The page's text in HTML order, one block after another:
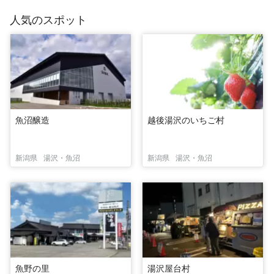
人気のスポット
魚沼醸造
新潟県 湯沢・魚沼
越後湯沢のいちご村
新潟県 湯沢・魚沼
魚野の里 湯沢屋台村